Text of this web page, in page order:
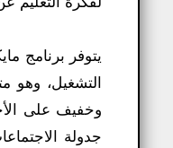
التشغيل، وهو
وخفيف على
جدولة